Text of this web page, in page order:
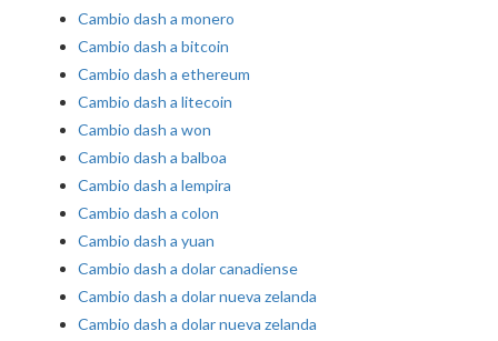
Cambio dash a monero
Cambio dash a bitcoin
Cambio dash a ethereum
Cambio dash a litecoin
Cambio dash a won
Cambio dash a balboa
Cambio dash a lempira
Cambio dash a colon
Cambio dash a yuan
Cambio dash a dolar canadiense
Cambio dash a dolar nueva zelanda
Cambio dash a dolar nueva zelanda